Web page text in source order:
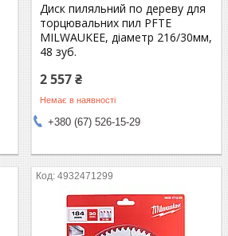
Диск пиляльний по дереву для
торцювальних пил PFTE
MILWAUKEE, діаметр 216/30мм,
48 зуб.
2 557 ₴
Немає в наявності
+380 (67) 526-15-29
4932471299